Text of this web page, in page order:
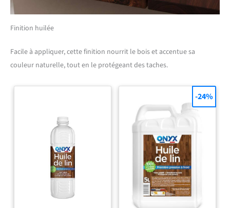
Finition huilée
Facile à appliquer, cette finition nourrit le bois et accentue sa
couleur naturelle, tout en le protégeant des taches.
-24%